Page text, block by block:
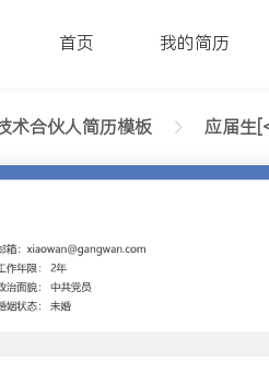
首页 我的简历
术合伙人简历模板 应届生
人正式简历模板文字版